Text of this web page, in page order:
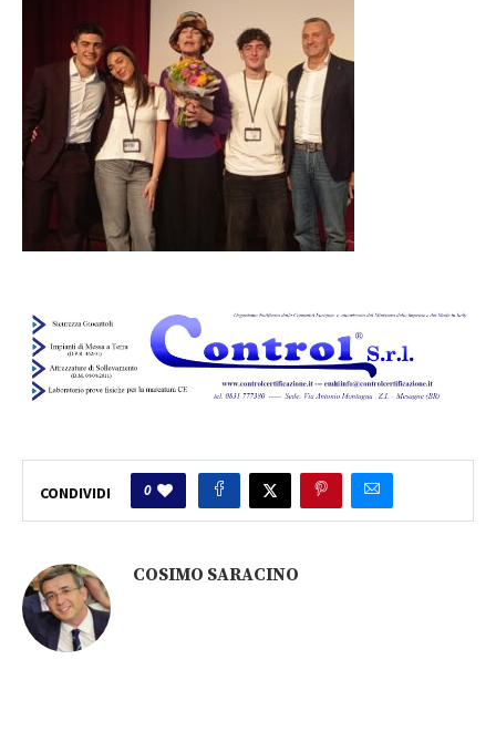
CONDIVIDI 0
COSIMO SARACINO